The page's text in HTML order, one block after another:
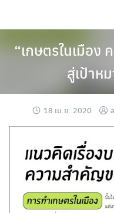
“เกษตรในเมือง
สู่เป้าห
18 เม.ย. 2020